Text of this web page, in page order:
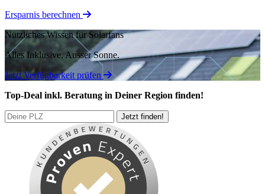
Ersparnis berechnen
Nützliches Wissen für Solarfans
Alles Inklusive.Ausser Sonne.
Jetzt Verfügbarkeit prüfen
Top-Deal inkl. Beratung in Deiner Region finden!